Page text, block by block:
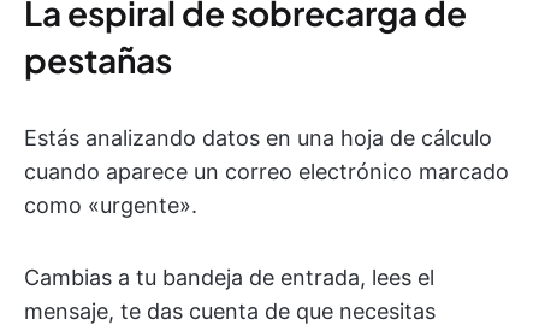
La espiral de sobrecarga de
pestañas
Estás analizando datos en una hoja de cálculo
cuando aparece un correo electrónico marcado
como «urgente».
Cambias a tu bandeja de entrada, lees el
mensaje, te das cuenta de que necesitas